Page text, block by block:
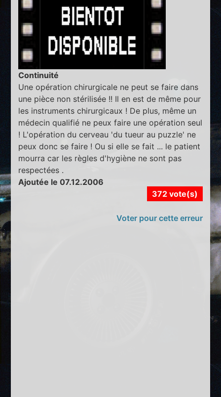
Continuité
Une opération chirurgicale ne peut se faire dans
une pièce non stérilisée !! Il en est de même pour
les instruments chirurgicaux ! De plus, même un
médecin qualifié ne peux faire une opération seul
! L'opération du cerveau 'du tueur au puzzle' ne
peux donc se faire ! Ou si elle se fait ... le patient
mourra car les règles d'hygiène ne sont pas
respectées .
Ajoutée le 07.12.2006
372 vote(s)
Voter pour cette erreur